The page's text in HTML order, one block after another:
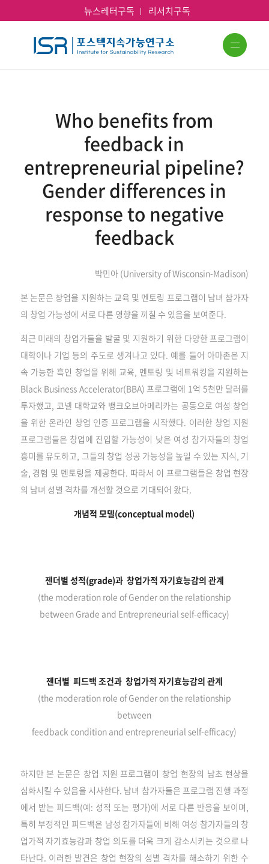
뉴스레터구독 리서치구독
Who benefits from
feedback in
entrepreneurial pipeline?
Gender differences in
response to negative
feedback
박민아 (University of Wisconsin-Madison)
본 논문은 창업을 지원하는 교육 및 멘토링 프로그램이 남녀 참가자
의 창업 가능성에 서로 다른 영향을 끼칠 수 있음을 보여준다.
최근 미래의 창업가들을 발굴 및 지원하기 위한 다양한 프로그램이
대학이나 기업 등의 주도로 생겨나고 있다. 예를 들어 아마존은 지
속 가능한 흑인 창업을 위해 교육, 멘토링 및 네트워킹을 지원하는
Black Business Accelerator(BBA) 프로그램에 1억 5천만 달러를
투자했고, 코넬 대학교와 뱅크오브아메리카는 공동으로 여성 창업
을 위한 온라인 창업 인증 프로그램을 시작했다. 이러한 창업 지원
프로그램들은 창업에 진입할 가능성이 낮은 여성 참가자들의 창업
흥미를 유도하고, 그들의 창업 성공 가능성을 높일 수 있는 지식, 기
술, 경험 및 멘토링을 제공한다. 따라서 이 프로그램들은 창업 현장
의 남녀 성별 격차를 개선할 것으로 기대되어 왔다.
개념적 모델(conceptual model)
젠더별 성적(grade)과 창업가적 자기효능감의 관계
(the moderation role of Gender on the relationship
between Grade and Entrepreneurial self-efficacy)
젠더별 피드백 조건과 창업가적 자기효능감의 관계
(the moderation role of Gender on the relationship
between
feedback condition and entrepreneurial self-efficacy)
하지만 본 논문은 창업 지원 프로그램이 창업 현장의 남초 현상을
심화시킬 수 있음을 시사한다. 남녀 참가자들은 프로그램 진행 과정
에서 받는 피드백(예: 성적 또는 평가)에 서로 다른 반응을 보이며,
특히 부정적인 피드백은 남성 참가자들에 비해 여성 참가자들의 창
업가적 자기효능감과 창업 의도를 더욱 크게 감소시키는 것으로 나
타난다. 이러한 발견은 창업 현장의 성별 격차를 해소하기 위한 수